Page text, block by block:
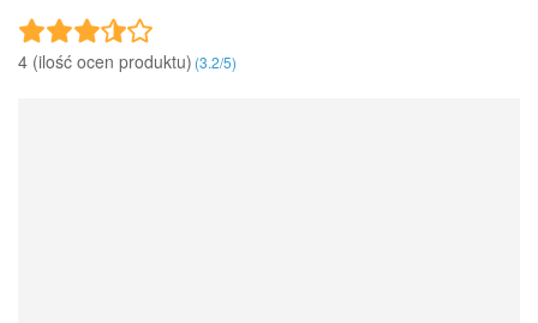
4 (ilość ocen produktu)‎(3.2/5)